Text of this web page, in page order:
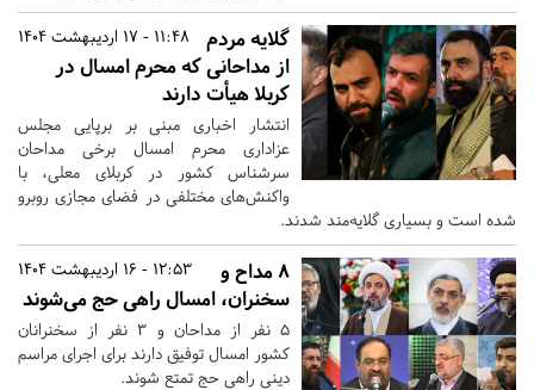
11:48 - 17 اردیبهشت 1404
گلایه مردم
از مداحانی که محرم امسال در
کربلا هیأت دارند
انتشار اخباری مبنی بر برپایی مجلس
عزاداری محرم امسال برخی مداحان
سرشناس کشور در کربلای معلی، با
واکنش‌های مختلفی در فضای مجازی روبرو
شده است و بسیاری گلایه‌مند شدند.
12:53 - 16 اردیبهشت 1404
۸ مداح و
سخنران، امسال راهی حج می‌شوند
۵ نفر از مداحان و ۳ نفر از سخنرانان
کشور امسال توفیق دارند برای اجرای مراسم‌
دینی راهی حج تمتع شوند.